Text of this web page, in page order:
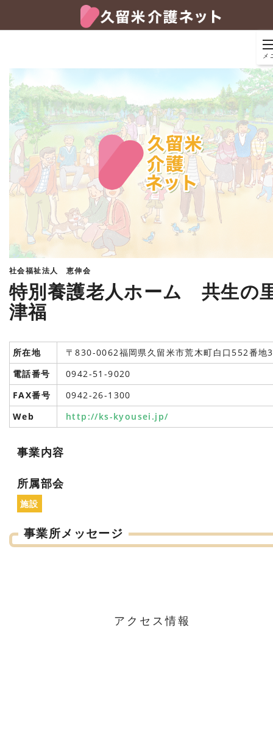
メ
社会福祉法人 恵伸会
特別養護老人ホーム 共生の
津福
所在地
〒830-0062福岡県久留米市荒木町白口552番地3
電話番号
0942-51-9020
FAX番号
0942-26-1300
Web
http://ks-kyousei.jp/
事業内容
所属部会
施設
事業所メッセージ
アクセス情報